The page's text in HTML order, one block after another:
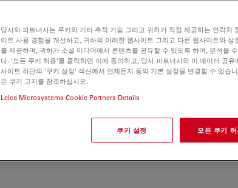
당사와 파트너사는 쿠키와 기타 추적 기술 그리고 귀하가 직접 제공하는 연락처
이트 사용 경험을 개선하고, 귀하의 이러한 웹사이트 그리고 다른 웹사이트와
를 제공하며, 귀하가 소셜 미디어에서 콘텐츠를 공유할 수 있도록 하여, 분석을
다. '모든 쿠키 허용'를 클릭하면 이에 동의하고, 당사 파트너사와 이 데이터 공
사이트 하단의 '쿠키 설정' 섹션에서 언제든지 동의 기본 설정을 변경할 수 있습
은 쿠키 고지를 참조하십시오.
Leica Microsystems Cookie Partners Details
쿠키 설정 모든 쿠키 허